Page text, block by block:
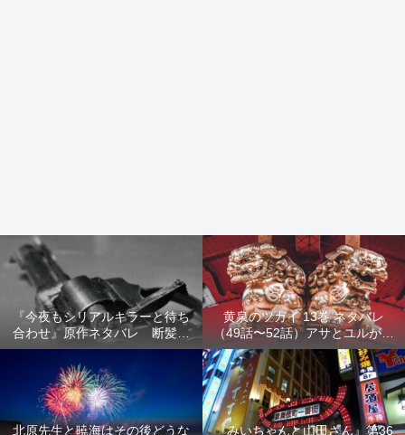
『今夜もシリアルキラーと待ち
合わせ』原作ネタバレ 断髪オ
ブジェ殺人事件 犯人の正体や
結末を解説
黄泉のツガイ 13巻 ネタバレ
（49話〜52話）アサとユルが家
出！西ノ村の真実とヒカルの決
意を解説
北原先生と暁海はその後どうな
『みいちゃんと山田さん』第36